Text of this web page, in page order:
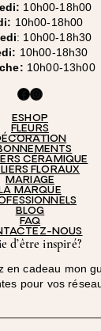
10h00-18h00
10h00-18h00
: 10h00-18h30
10h00-18h30
10h00-13h00
Facebook Instagram
ESHOP
FLEURS
CÉRAMIQUE
FLORAUX
MARIAGE
LA MARQUE
BLOG
FAQ
NOUS
d’être inspiré?
en cadeau mon
pour vos